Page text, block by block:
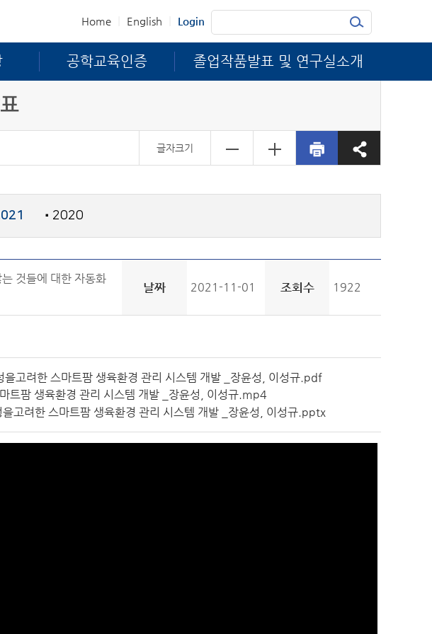
Home English Login
공학교육인증 졸업작품발표 및 연구실소개
글자크기
■ 2020
것들에 대한 자동화
날짜 2021-11-01 조회수 1922
고려한 스마트팜 생육환경 관리 시스템 개발 _장윤성, 이성규.pdf
트팜 생육환경 관리 시스템 개발 _장윤성, 이성규.mp4
고려한 스마트팜 생육환경 관리 시스템 개발 _장윤성, 이성규.pptx